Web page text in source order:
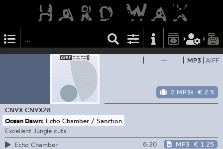
— MP3 AIFF
2 MP3s € 2.5
CNVX CNVX28
Ocean Dawn: Echo Chamber / Sanction
Excellent Jungle cuts
Echo Chamber
6:20 MP3 € 1.25